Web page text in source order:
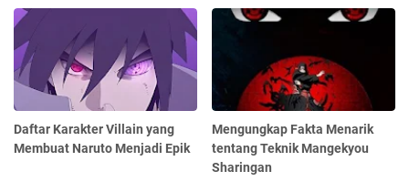
Daftar Karakter Villain yang
Membuat Naruto Menjadi Epik
Mengungkap Fakta Menarik
tentang Teknik Mangekyou
Sharingan